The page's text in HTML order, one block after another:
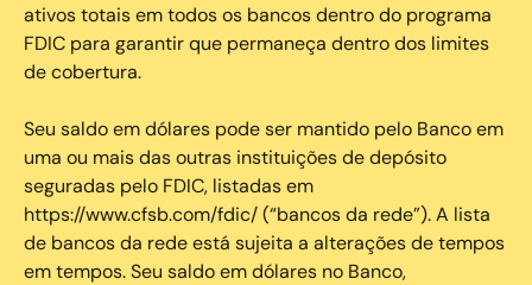
ativos totais em todos os bancos dentro do programa
FDIC para garantir que permaneça dentro dos limites
de cobertura.
Seu saldo em dólares pode ser mantido pelo Banco em
uma ou mais das outras instituições de depósito
seguradas pelo FDIC, listadas em
https://www.cfsb.com/fdic/ (“bancos da rede”). A lista
de bancos da rede está sujeita a alterações de tempos
em tempos. Seu saldo em dólares no Banco,